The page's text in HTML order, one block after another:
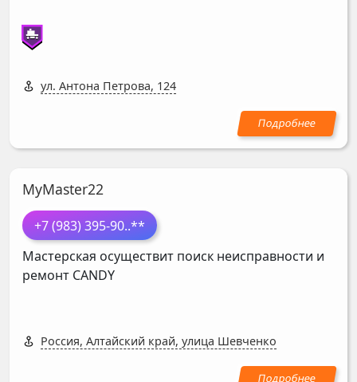
ул. Антона Петрова, 124
MyMaster22
+7 (983) 395-90..**
Мастерская осуществит поиск неисправности и
ремонт CANDY
Россия, Алтайский край, улица Шевченко